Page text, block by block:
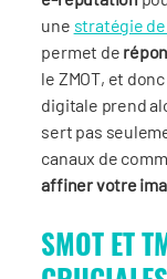
une stratégie
permet de
le ZMOT, et
digitale prend
sert pas
canaux de
affiner votre
SMOT ET